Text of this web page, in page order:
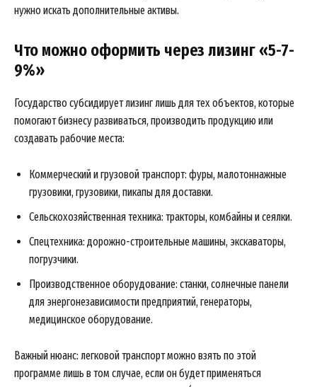
News Week
нужно искать дополнительные активы.
Что можно оформить через лизинг «5-7-
9%»
Государство субсидирует лизинг лишь для тех объектов, которые
помогают бизнесу развиваться, производить продукцию или
создавать рабочие места:
Коммерческий и грузовой транспорт: фуры, малотоннажные
грузовики, грузовики, пикапы для доставки.
Сельскохозяйственная техника: тракторы, комбайны и сеялки.
Спецтехника: дорожно-строительные машины, экскаваторы,
погрузчики.
Производственное оборудование: станки, солнечные панели
для энергонезависимости предприятий, генераторы,
медицинское оборудование.
Важный нюанс: легковой транспорт можно взять по этой
программе лишь в том случае, если он будет применяться